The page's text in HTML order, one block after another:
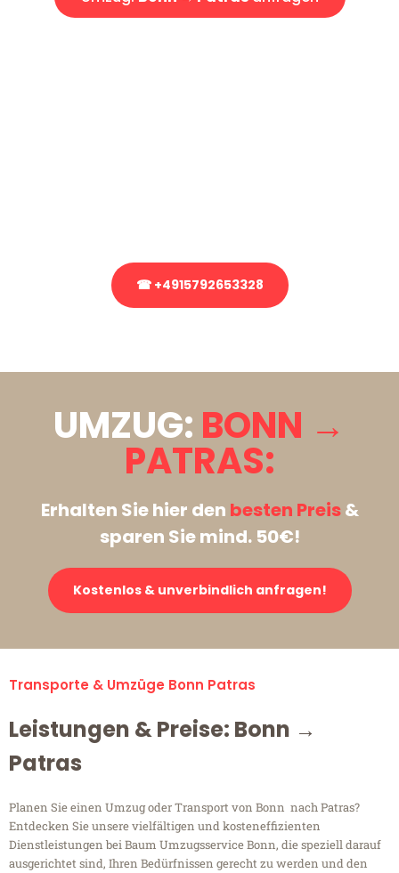
☎ +4915792653328
UMZUG: BONN →
PATRAS:
Erhalten Sie hier den besten Preis&
sparen Sie mind. 50€!
Kostenlos & unverbindlich anfragen!
Transporte & Umzüge Bonn Patras
Leistungen & Preise: Bonn →
Patras
Planen Sie einen Umzug oder Transport von Bonn nach Patras?
Entdecken Sie unsere vielfältigen und kosteneffizienten
Dienstleistungen bei Baum Umzugsservice Bonn, die speziell darauf
ausgerichtet sind, Ihren Bedürfnissen gerecht zu werden und den